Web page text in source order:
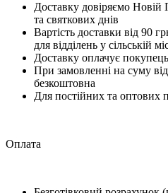
Доставку довіряємо
та святкових днів
Вартість доставки від 90
для відділень у сільській
Доставку оплачує
При замовленні на суму
безкоштовна
Для постійних та оптових
Оплата